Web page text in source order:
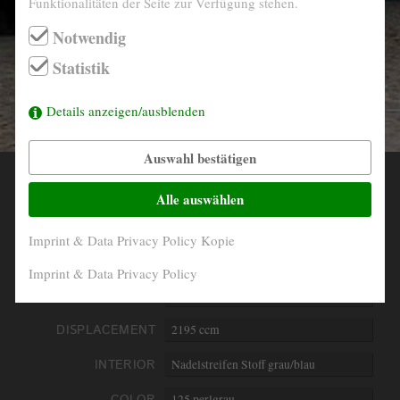
DISPLACEMENT 2195 ccm
INTERIOR Nadelstreifen Stoff grau/blau
Notwendig
Statistik
Details anzeigen/ausblenden
Auswahl bestätigen
Alle auswählen
Imprint & Data Privacy Policy Kopie
Imprint & Data Privacy Policy